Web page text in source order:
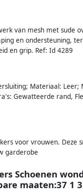
van mesh met sude
en ondersteuning,
en grip. Ref: Id 4289
Materiaal: Leer;
Gewatteerde rand,
voor vrouwen. Deze
garderobe
Schoenen
maaten:37 1 3